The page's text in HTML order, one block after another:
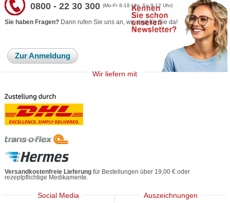
0800 - 22 30 300(Mo-Fr 8-18 Uhr, Sa 9-12 Uhr)
Sie haben Fragen? Dann rufen Sie uns an, wir sind für Sie da!
Zur Anmeldung
Wir liefern mit
Versandkostenfreie Lieferung für Bestellungen über 19,00 € oder
rezeptpflichtige Medikamente.
Social Media Auszeichnungen